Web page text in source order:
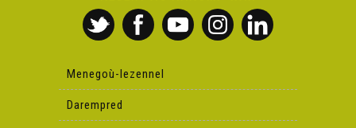
Menegoù-lezennel
Darempred